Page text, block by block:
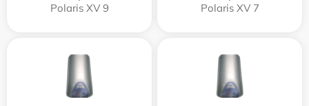
Polaris XV 9
Polaris XV 7